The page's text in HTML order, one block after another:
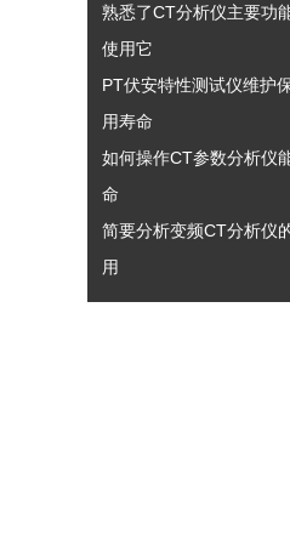
熟悉了CT分析仪主要功
使用它
PT伏安特性测试仪维护
用寿命​
如何操作CT参数分析仪
命
简要分析变频CT分析仪
用